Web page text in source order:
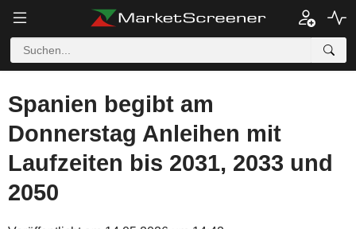
Spanien begibt am
Donnerstag Anleihen mit
Laufzeiten bis 2031, 2033 und
2050